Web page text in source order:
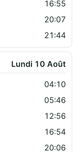
16:55
20:07
21:44
Lundi 10 Août
04:10
05:46
12:56
16:54
20:06